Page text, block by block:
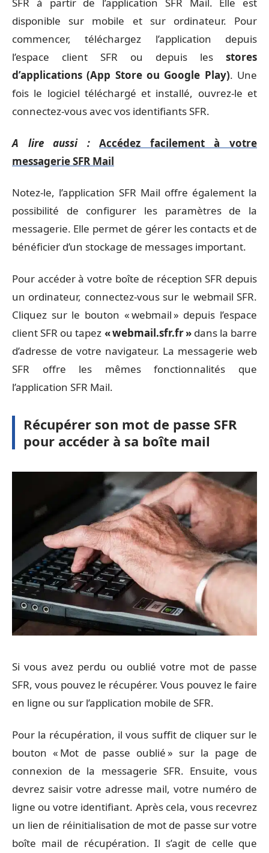
disponible sur mobile et sur ordinateur. Pour
commencer, téléchargez l’application depuis
l’espace client SFR ou depuis les stores
d’applications (App Store ou Google Play). Une
fois le logiciel téléchargé et installé, ouvrez-le et
connectez-vous avec vos identifiants SFR.
A lire aussi :
Accédez facilement à votre
messagerie SFR Mail
Notez-le, l’application SFR Mail offre également la
possibilité de configurer les paramètres de la
messagerie. Elle permet de gérer les contacts et de
bénéficier d’un stockage de messages important.
Pour accéder à votre boîte de réception SFR depuis
un ordinateur, connectez-vous sur le webmail SFR.
Cliquez sur le bouton « webmail » depuis l’espace
client SFR ou tapez « webmail.sfr.fr »dans la barre
d’adresse de votre navigateur. La messagerie web
SFR offre les mêmes fonctionnalités que
l’application SFR Mail.
Récupérer son mot de passe SFR
pour accéder à sa boîte mail
Si vous avez perdu ou oublié votre mot de passe
SFR, vous pouvez le récupérer. Vous pouvez le faire
en ligne ou sur l’application mobile de SFR.
Pour la récupération, il vous suffit de cliquer sur le
bouton « Mot de passe oublié » sur la page de
connexion de la messagerie SFR. Ensuite, vous
devrez saisir votre adresse mail, votre numéro de
ligne ou votre identifiant. Après cela, vous recevrez
un lien de réinitialisation de mot de passe sur votre
boîte mail de récupération. Il s’agit de celle que